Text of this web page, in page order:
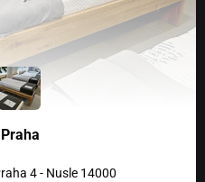
4 - Nusle 14000